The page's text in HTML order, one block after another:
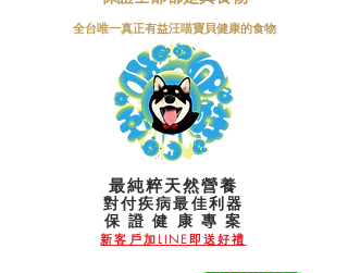
​全台唯一真正有益汪喵寶貝健康的食物
最純粹天然營養
對付疾病最佳利器
​保 證 健 康 專 案
新客戶加LINE即送好禮